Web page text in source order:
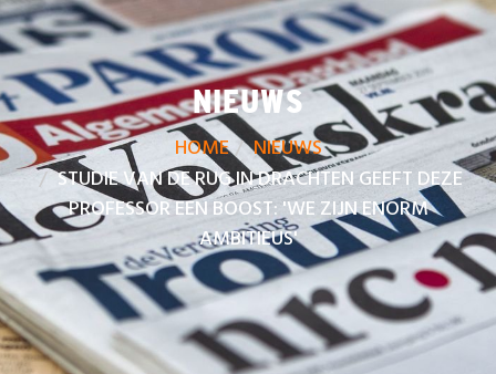
NIEUWS
HOME
NIEUWS
STUDIE VAN DE RUG IN DRACHTEN GEEFT DEZE
PROFESSOR EEN BOOST: 'WE ZIJN ENORM
AMBITIEUS'